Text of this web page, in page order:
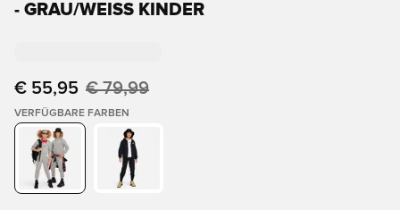
- GRAU/WEISS KINDER
€ 55,95 € 79,99
VERFÜGBARE FARBEN